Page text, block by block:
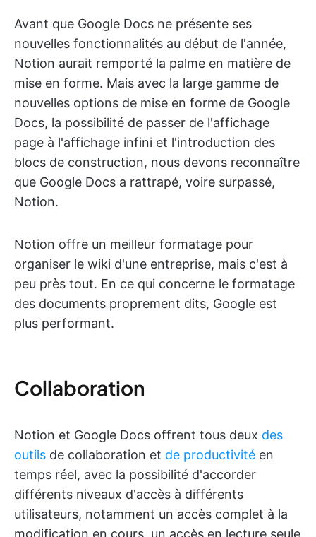
Avant que Google Docs ne présente ses
nouvelles fonctionnalités au début de l'année,
Notion aurait remporté la palme en matière de
mise en forme. Mais avec la large gamme de
nouvelles options de mise en forme de Google
Docs, la possibilité de passer de l'affichage
page à l'affichage infini et l'introduction des
blocs de construction, nous devons reconnaître
que Google Docs a rattrapé, voire surpassé,
Notion.
Notion offre un meilleur formatage pour
organiser le wiki d'une entreprise, mais c'est à
peu près tout. En ce qui concerne le formatage
des documents proprement dits, Google est
plus performant.
Collaboration
Notion et Google Docs offrent tous deux des
outils de collaboration et de productivité en
temps réel, avec la possibilité d'accorder
différents niveaux d'accès à différents
utilisateurs, notamment un accès complet à la
modification en cours, un accès en lecture seule